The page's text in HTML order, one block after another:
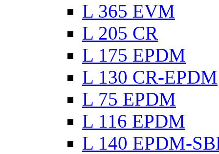
L 365 EVM
L 205 CR
L 175 EPDM
L 130 CR-EPDM
L 75 EPDM
L 116 EPDM
L 140 EPDM-